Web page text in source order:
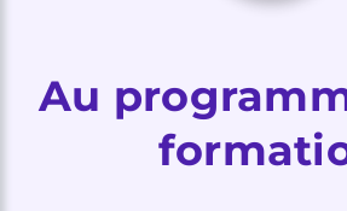
Au